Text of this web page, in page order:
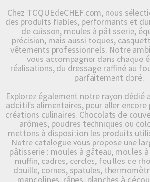
Chez TOQUEdeCHEF.com, nous
des produits fiables, performants et
de cuisson, moules à pâtisserie,
précision, mais aussi toques,
vêtements professionnels. Notre
vous accompagner dans chaque
réalisations, du dressage raffiné au
parfaitement doré.
Explorez également notre rayon dédié
additifs alimentaires, pour aller encore
créations culinaires. Chocolats de
arômes, poudres techniques ou
mettons à disposition les produits
Notre catalogue vous propose une
pâtisserie : moules à gâteau, moules
muffin, cadres, cercles, feuilles de
douille, cornes, spatules,
mandolines, râpes, planches à